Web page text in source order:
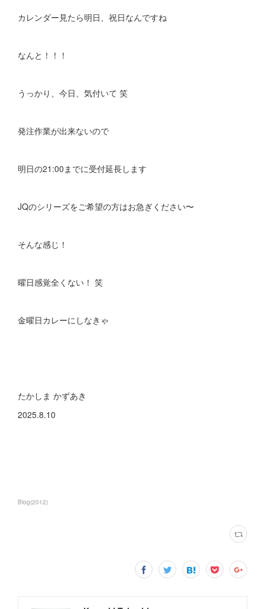
カレンダー見たら明日、祝日なんですね
なんと！！！
うっかり、今日、気付いて 笑
発注作業が出来ないので
明日の21:00までに受付延長します
JQのシリーズをご希望の方はお急ぎください〜
そんな感じ！
曜日感覚全くない！ 笑
金曜日カレーにしなきゃ
たかしま かずあき
2025.8.10
Blog(2012)